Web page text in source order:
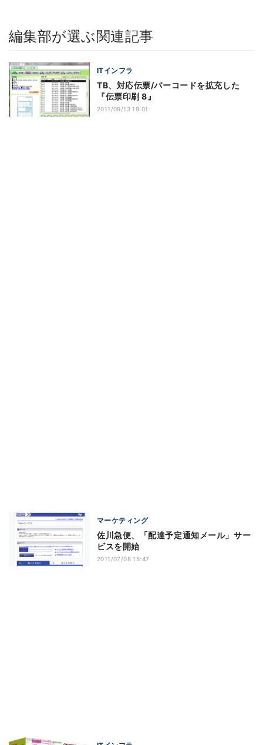
編集部が選ぶ関連記事
ITインフラ
TB、対応伝票/バーコードを拡充した
『伝票印刷 8』
2011/09/13 19:01
マーケティング
佐川急便、「配達予定通知メール」サー
ビスを開始
2011/07/08 15:47